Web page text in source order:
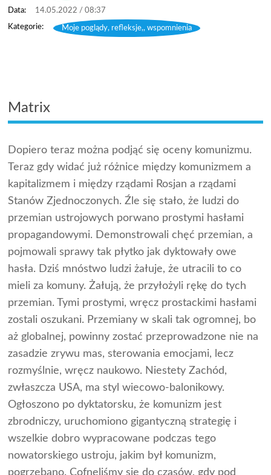
14.05.2022 / 08:37
Moje poglądy, refleksje,, wspomnienia
Matrix
Dopiero teraz można podjąć się oceny komunizmu.
Teraz gdy widać już różnice między komunizmem a
kapitalizmem i między rządami Rosjan a rządami
Stanów Zjednoczonych. Źle się stało, że ludzi do
przemian ustrojowych porwano prostymi hasłami
propagandowymi. Demonstrowali chęć przemian, a
pojmowali sprawy tak płytko jak dyktowały owe
hasła. Dziś mnóstwo ludzi żałuje, że utracili to co
mieli za komuny. Żałują, że przyłożyli rękę do tych
przemian. Tymi prostymi, wręcz prostackimi hasłami
zostali oszukani. Przemiany w skali tak ogromnej, bo
aż globalnej, powinny zostać przeprowadzone nie na
zasadzie zrywu mas, sterowania emocjami, lecz
rozmyślnie, wręcz naukowo. Niestety Zachód,
zwłaszcza USA, ma styl wiecowo-balonikowy.
Ogłoszono po dyktatorsku, że komunizm jest
zbrodniczy, uruchomiono gigantyczną strategię i
wszelkie dobro wypracowane podczas tego
nowatorskiego ustroju, jakim był komunizm,
pogrzebano. Cofnęliśmy się do czasów, gdy pod